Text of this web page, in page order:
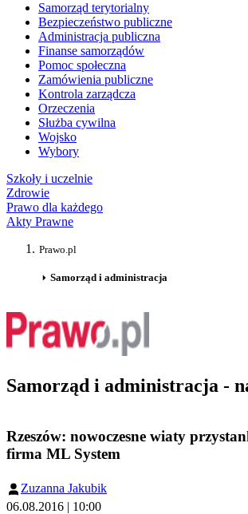
Samorząd terytorialny
Bezpieczeństwo publiczne
Administracja publiczna
Finanse samorządów
Pomoc społeczna
Zamówienia publiczne
Kontrola zarządcza
Orzeczenia
Służba cywilna
Wojsko
Wybory
Szkoły i uczelnie
Zdrowie
Prawo dla każdego
Akty Prawne
Prawo.pl
Samorząd i administracja
Samorząd i administracja -
Rzeszów: nowoczesne wiaty
firma ML System
Zuzanna Jakubik
06.08.2016 | 10:00